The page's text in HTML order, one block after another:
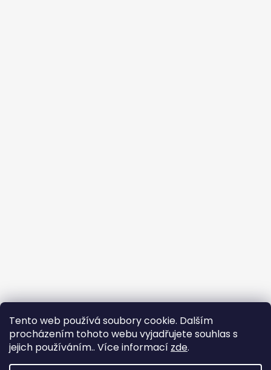
Tento web používá soubory cookie. Dalším
procházením tohoto webu vyjadřujete souhlas s
jejich používáním.. Více informací zde.